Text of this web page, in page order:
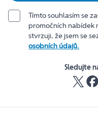
Tímto souhlasím se
promočních nabídek
stvrzuji, že jsem se
osobních údajů.
Sledujte